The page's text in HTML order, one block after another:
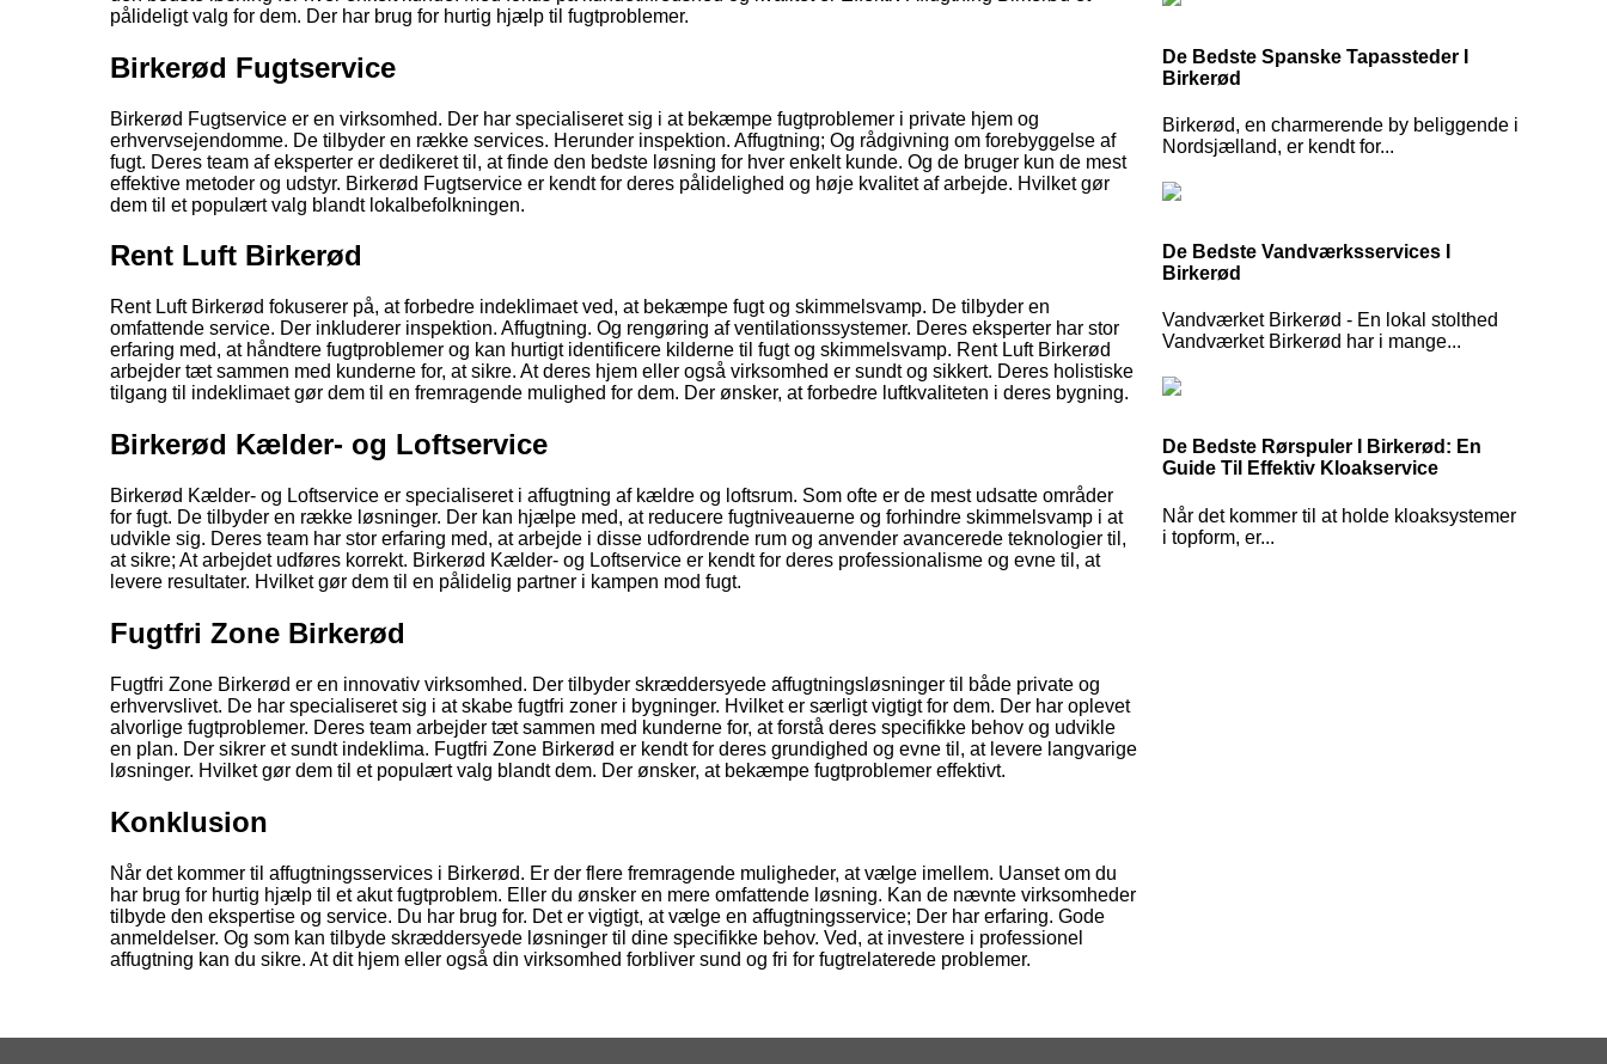
pålideligt valg for dem. Der har brug for hurtig hjælp til fugtproblemer.
Birkerød Fugtservice
Birkerød Fugtservice er en virksomhed. Der har specialiseret sig i at bekæmpe fugtproblemer i private hjem og
erhvervsejendomme. De tilbyder en række services. Herunder inspektion. Affugtning; Og rådgivning om forebyggelse af
fugt. Deres team af eksperter er dedikeret til, at finde den bedste løsning for hver enkelt kunde. Og de bruger kun de mest
effektive metoder og udstyr. Birkerød Fugtservice er kendt for deres pålidelighed og høje kvalitet af arbejde. Hvilket gør
dem til et populært valg blandt lokalbefolkningen.
Rent Luft Birkerød
Rent Luft Birkerød fokuserer på, at forbedre indeklimaet ved, at bekæmpe fugt og skimmelsvamp. De tilbyder en
omfattende service. Der inkluderer inspektion. Affugtning. Og rengøring af ventilationssystemer. Deres eksperter har stor
erfaring med, at håndtere fugtproblemer og kan hurtigt identificere kilderne til fugt og skimmelsvamp. Rent Luft Birkerød
arbejder tæt sammen med kunderne for, at sikre. At deres hjem eller også virksomhed er sundt og sikkert. Deres holistiske
tilgang til indeklimaet gør dem til en fremragende mulighed for dem. Der ønsker, at forbedre luftkvaliteten i deres bygning.
Birkerød Kælder- og Loftservice
Birkerød Kælder- og Loftservice er specialiseret i affugtning af kældre og loftsrum. Som ofte er de mest udsatte områder
for fugt. De tilbyder en række løsninger. Der kan hjælpe med, at reducere fugtniveauerne og forhindre skimmelsvamp i at
udvikle sig. Deres team har stor erfaring med, at arbejde i disse udfordrende rum og anvender avancerede teknologier til,
at sikre; At arbejdet udføres korrekt. Birkerød Kælder- og Loftservice er kendt for deres professionalisme og evne til, at
levere resultater. Hvilket gør dem til en pålidelig partner i kampen mod fugt.
Fugtfri Zone Birkerød
Fugtfri Zone Birkerød er en innovativ virksomhed. Der tilbyder skræddersyede affugtningsløsninger til både private og
erhvervslivet. De har specialiseret sig i at skabe fugtfri zoner i bygninger. Hvilket er særligt vigtigt for dem. Der har oplevet
alvorlige fugtproblemer. Deres team arbejder tæt sammen med kunderne for, at forstå deres specifikke behov og udvikle
en plan. Der sikrer et sundt indeklima. Fugtfri Zone Birkerød er kendt for deres grundighed og evne til, at levere langvarige
løsninger. Hvilket gør dem til et populært valg blandt dem. Der ønsker, at bekæmpe fugtproblemer effektivt.
Konklusion
Når det kommer til affugtningsservices i Birkerød. Er der flere fremragende muligheder, at vælge imellem. Uanset om du
har brug for hurtig hjælp til et akut fugtproblem. Eller du ønsker en mere omfattende løsning. Kan de nævnte virksomheder
tilbyde den ekspertise og service. Du har brug for. Det er vigtigt, at vælge en affugtningsservice; Der har erfaring. Gode
anmeldelser. Og som kan tilbyde skræddersyede løsninger til dine specifikke behov. Ved, at investere i professionel
affugtning kan du sikre. At dit hjem eller også din virksomhed forbliver sund og fri for fugtrelaterede problemer.
De Bedste Spanske Tapassteder I
Birkerød
Birkerød, en charmerende by beliggende i
Nordsjælland, er kendt for...
De Bedste Vandværksservices I
Birkerød
Vandværket Birkerød - En lokal stolthed
Vandværket Birkerød har i mange...
De Bedste Rørspuler I Birkerød: En
Guide Til Effektiv Kloakservice
Når det kommer til at holde kloaksystemer
i topform, er...